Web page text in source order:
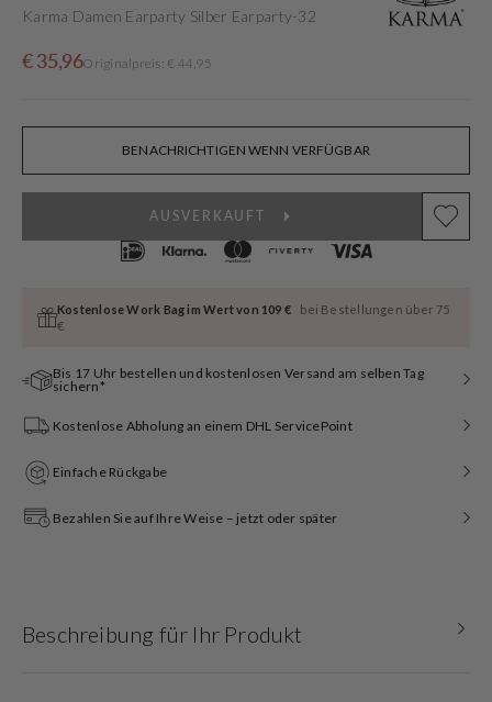
Beschreibung für Ihr Produkt
Karma Damen Earparty Silber Earparty-32
Verkaufspreis
€ 35,96
NormalerOriginalpreis: € 44,95
BENACHRICHTIGEN WENN VERFÜGBAR
AUSVERKAUFT
Kostenlose Work Bag im Wert von 109 €
bei Bestellungen über 75
€
Bis 17 Uhr bestellen und kostenlosen Versand am selben Tag
sichern*
Kostenlose Abholung an einem DHL ServicePoint
Einfache Rückgabe
Bezahlen Sie auf Ihre Weise – jetzt oder später